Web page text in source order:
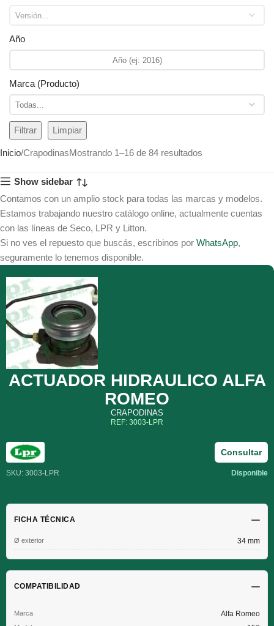
Año
Marca (Producto)
Filtrar Limpiar
Inicio CrapodinasMostrando 1–16 de 84 resultados
Show sidebar
Contamos con un amplio stock para todas las marcas y modelos.
Estamos trabajando nuestro catálogo online, actualmente cuentas
con las líneas de Seco, LPR y Litton.
Si no ves el repuesto que buscás, escribinos por WhatsApp,
seguramente lo tenemos disponible.
ACTUADOR HIDRAULICO ALFA
ROMEO
CRAPODINAS
REF: 3003-LPR
SKU: 3003-LPR Disponible
Consultar
FICHA TÉCNICA
Ø exterior 34 mm
COMPATIBILIDAD
Alfa Romeo